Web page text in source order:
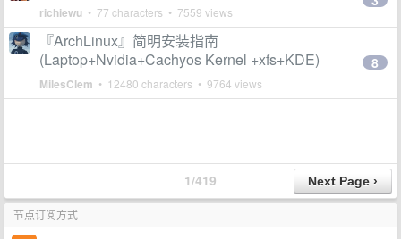
richiewu • 77 characters • 7559 views
『ArchLinux』简明安装指南
(Laptop+Nvidia+Cachyos Kernel +xfs+KDE)
MilesClem • 12480 characters • 9764 views
8
1/419
节点订阅方式